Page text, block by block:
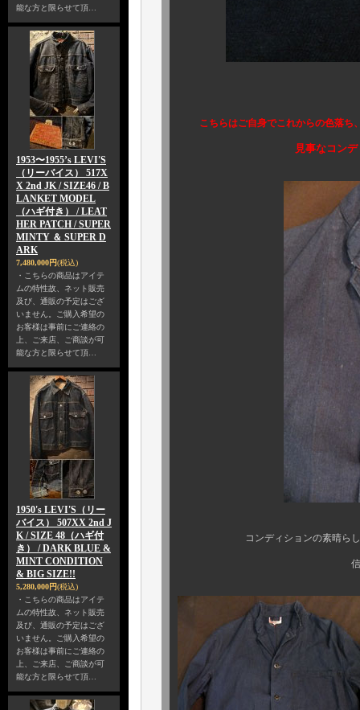
能な方と限らせて頂…
1953〜1955’s LEVI'S
（リーバイス） 517X
X 2nd JK / SIZE46 / B
LANKET MODEL
（ハギ付き） / LEAT
HER PATCH / SUPER
MINTY ＆ SUPER D
ARK
7,480,000円(税込)
・こちらの商品はアイテ
ムの特性故、ネット販売
及び、通販の予定はござ
いません。ご購入希望の
お客様は事前にご連絡の
上、ご来店、ご商談が可
能な方と限らせて頂…
1950's LEVI'S（リー
バイス） 507XX 2nd J
K / SIZE 48（ハギ付
き） / DARK BLUE &
MINT CONDITION
& BIG SIZE!!
5,280,000円(税込)
・こちらの商品はアイテ
ムの特性故、ネット販売
及び、通販の予定はござ
いません。ご購入希望の
お客様は事前にご連絡の
上、ご来店、ご商談が可
能な方と限らせて頂…
こちらはご自身でこれからの色落ち
見事なコンディションの
コンディションの素晴らしさは
信じられない保存